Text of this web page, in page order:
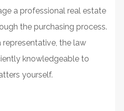
a professional real estate
the purchasing process.
the law
knowledgeable to
yourself.